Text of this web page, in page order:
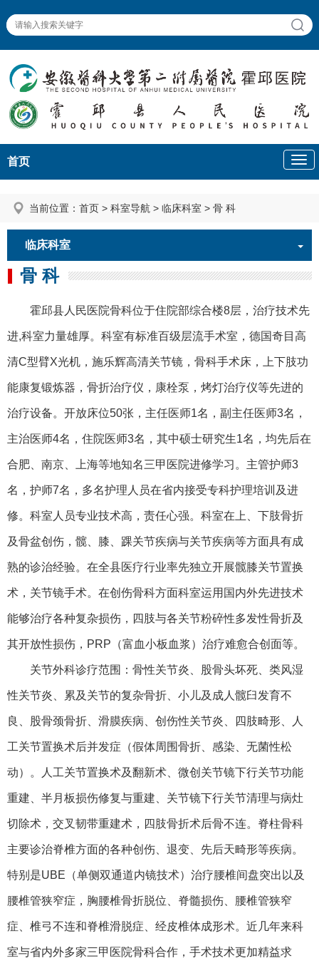
首页
当前位置： 首页 > 科室导航 > 临床科室 > 骨 科
临床科室
骨 科
霍邱县人民医院骨科位于住院部综合楼8层，治疗技术先
进,科室力量雄厚。科室有标准百级层流手术室，德国奇目高
清C型臂X光机，施乐辉高清关节镜，骨科手术床，上下肢功
能康复锻炼器，骨折治疗仪，康栓泵，烤灯治疗仪等先进的
治疗设备。开放床位50张，主任医师1名，副主任医师3名，
主治医师4名，住院医师3名，其中硕士研究生1名，均先后在
合肥、南京、上海等地知名三甲医院进修学习。主管护师3
名，护师7名，多名护理人员在省内接受专科护理培训及进
修。科室人员专业技术高，责任心强。科室在上、下肢骨折
及骨盆创伤，髋、膝、踝关节疾病与关节疾病等方面具有成
熟的诊治经验。在全县医疗行业率先独立开展髋膝关节置换
术，关节镜手术。在创伤骨科方面科室运用国内外先进技术
能够治疗各种复杂损伤，四肢与各关节粉碎性多发性骨折及
其开放性损伤，PRP（富血小板血浆）治疗难愈合创面等。
关节外科诊疗范围：骨性关节炎、股骨头坏死、类风湿
性关节炎、累及关节的复杂骨折、小儿及成人髋臼发育不
良、股骨颈骨折、滑膜疾病、创伤性关节炎、四肢畸形、人
工关节置换术后并发症（假体周围骨折、感染、无菌性松
动）。人工关节置换术及翻新术、微创关节镜下行关节功能
重建、半月板损伤修复与重建、关节镜下行关节清理与病灶
切除术，交叉韧带重建术，四肢骨折术后骨不连。脊柱骨科
主要诊治脊椎方面的各种创伤、退变、先后天畸形等疾病。
特别是UBE（单侧双通道内镜技术）治疗腰椎间盘突出以及
腰椎管狭窄症，胸腰椎骨折脱位、脊髓损伤、腰椎管狭窄
症、椎弓不连和脊椎滑脱症、经皮椎体成形术。近几年来科
室与省内外多家三甲医院骨科合作，手术技术更加精益求